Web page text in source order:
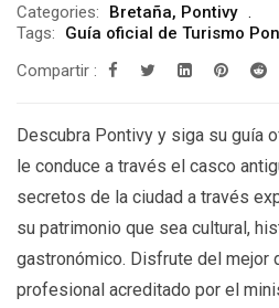
Categories: Bretaña, Pontivy
Tags:
Guía oficial de Turismo
Compartir :
Descubra Pontivy y siga su guía
le conduce a través el casco
secretos de la ciudad a través
su patrimonio que sea cultural,
gastronómico. Disfrute del mejor
profesional acreditado por el